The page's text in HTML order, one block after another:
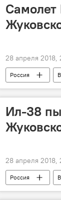
28 апреля 2018,
Россия
Ил-38
28 апреля 2018,
Россия
аэропорт